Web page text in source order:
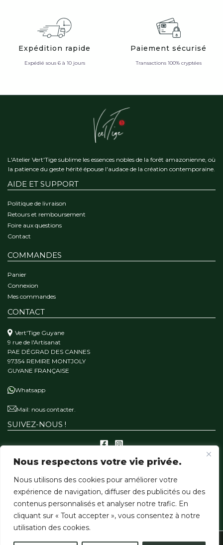
Nous respectons votre vie privée.
Nous utilisons des cookies pour améliorer votre
expérience de navigation, diffuser des publicités ou des
contenus personnalisés et analyser notre trafic. En
cliquant sur « Tout accepter », vous consentez à notre
utilisation des cookies.
Expédition rapide
Expédié sous 6 à 10 jours
Paiement sécurisé
Transactions 100% cryptées
L'Atelier Vert'Tige sublime les essences nobles de la forêt amazonienne, où
la patience du geste hérité épouse l'audace de la création contemporaine.
AIDE ET SUPPORT
Politique de livraison
Retours et remboursement
Foire aux questions
Contact
COMMANDES
Panier
Connexion
Mes commandes
CONTACT
Vert'Tige Guyane
9 rue de l'Artisanat
PAE DÉGRAD DES CANNES
97354 REMIRE MONTJOLY
GUYANE FRANÇAISE
Whatsapp
Mail: nous contacter.
SUIVEZ-NOUS !
A PROPOS
Notre mission
Nos matériaux